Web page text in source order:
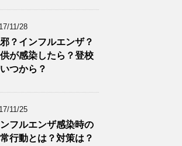
11/28
？インフルエンザ？
が感染したら？登校
つから？
11/25
フルエンザ感染時の
行動とは？対策は？